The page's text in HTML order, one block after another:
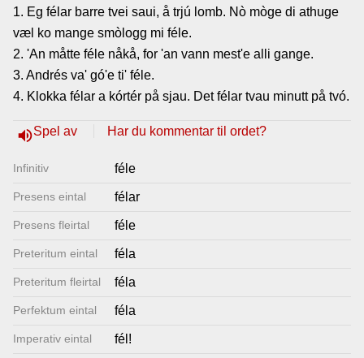
1. Eg félar barre tvei saui, å trjú lomb. Nò mòge di athuge
væl ko mange smòlogg mi féle.
2. 'An måtte féle nåkå, for 'an vann mest'e alli gange.
3. Andrés va' gó'e ti' féle.
4. Klokka félar a kórtér på sjau. Det félar tvau minutt på tvó.
volume_upSpel av Har du kommentar til ordet?
Infinitiv féle
Presens eintal félar
Presens fleirtal féle
Preteritum eintal féla
Preteritum fleirtal féla
Perfektum eintal féla
Imperativ eintal fél!
Lenkjer
Kontakt
oss